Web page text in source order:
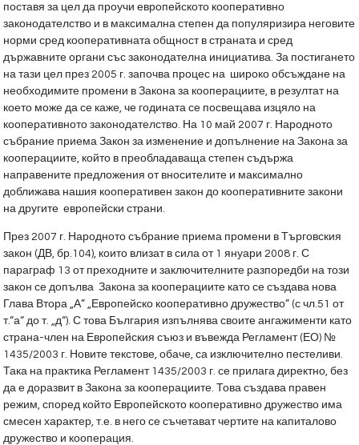
поставя за цел да проучи европейското кооперативно
законодателство и в максимална степен да популяризира неговите
норми сред кооперативната общност в страната и сред
държавните органи със законодателна инициатива. За постигането
на тази цел през 2005 г. започва процес на широко обсъждане на
необходимите промени в Закона за кооперациите, в резултат на
което може да се каже, че годината се посвещава изцяло на
кооперативното законодателство. На 10 май 2007 г. Народното
събрание приема Закон за изменение и допълнение на Закона за
кооперациите, който в преобладаваща степен съдържа
направените предложения от вносителите и максимално
доближава нашия кооперативен закон до кооперативните закони
на другите европейски страни.
През 2007 г. Народното събрание приема промени в Търговския
закон (ДВ, бр.104), които влизат в сила от 1 януари 2008 г. С
параграф 13 от преходните и заключителните разпоредби на този
закон се допълва Закона за кооперациите като се създава нова
Глава Втора „А” „Европейско кооперативно дружество” (с чл.51 от
т.“а“ до т. „д“). С това България изпълнява своите ангажименти като
страна-член на Европейския съюз и въвежда Регламент (ЕО) №
1435/2003 г. Новите текстове, обаче, са изключително пестеливи.
Така на практика Регламент 1435/2003 г. се прилага директно, без
да е доразвит в Закона за кооперациите. Това създава правен
режим, според който Европейското кооперативно дружество има
смесен характер, т.е. в него се съчетават чертите на капиталово
дружество и кооперация.